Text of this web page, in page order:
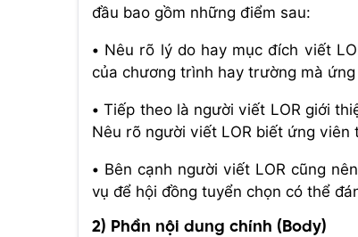
đầu bao gồm những điểm sau:
• Nêu rõ lý do hay mục đích viết
của chương trình hay trường mà
• Tiếp theo là người viết LOR giới
Nêu rõ người viết LOR biết ứng
• Bên cạnh người viết LOR cũng
vụ để hội đồng tuyển chọn có thể
2) Phần nội dung chính (Body)